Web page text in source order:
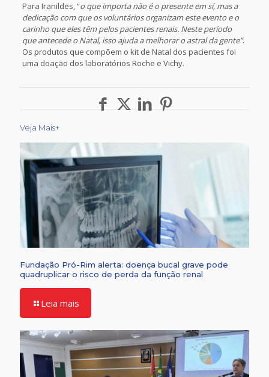
Para Iranildes, “o que importa não é o presente em sí, mas a
dedicação com que os voluntários organizam este evento e o
carinho que eles têm pelos pacientes renais. Neste período
que antecede o Natal, isso ajuda a melhorar o astral da gente”.
Os produtos que compõem o kit de Natal dos pacientes foi
uma doação dos laboratórios Roche e Vichy.
Veja Mais+
Fundação Pró-Rim alerta: doença bucal grave pode
quadruplicar o risco de perda da função renal
Leia mais